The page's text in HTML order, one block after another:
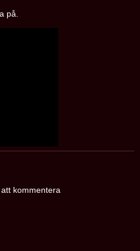
på.
kommentera